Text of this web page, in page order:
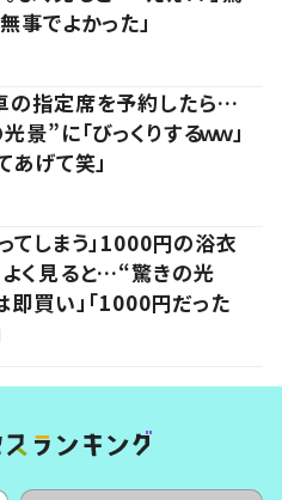
事でよかった」
指定席を予約したら…
”に「びっくりするｗｗ」
あげて笑」
てしまう」1000円の浴衣
よく見ると…“驚きの光
即買い」「1000円だった